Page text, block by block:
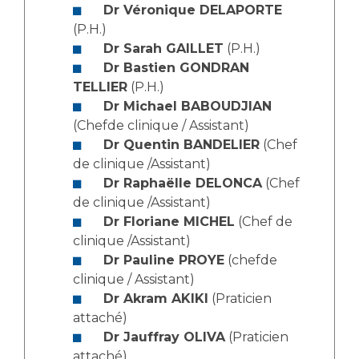
Salon des familles
Transports sanitaires
Vos droits, vos devoirs
Handicap
Handi 13
Pôle Médecine Physique et Réadaptation
Accueil sourds et malentendants
Charte Romain Jacob
Mouvement Parcours Handicap 13
Activité physique
Les structures de recherche
Écoles et Instituts de Formation
Plateforme des internes
Professionnels de santé
Adresser un patient
Réseaux de soins
Adresser un examen au Laboratoire de Biologie
Médicale
Radiologie / Imagerie
Cancérologie
Dr Véronique DELAPORTE
(P.H.)
Dr Sarah GAILLET (P.H.)
Dr Bastien GONDRAN
TELLIER (P.H.)
Dr Michael BABOUDJIAN
(Chefde clinique / Assistant)
Dr Quentin BANDELIER (Chef
de clinique /Assistant)
Dr Raphaëlle DELONCA(Chef
de clinique /Assistant)
Dr Floriane MICHEL (Chef de
clinique /Assistant)
Dr Pauline PROYE (chefde
clinique / Assistant)
Dr Akram AKIKI (Praticien
attaché)
Dr Jauffray OLIVA(Praticien